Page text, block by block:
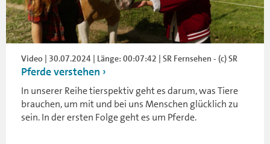
Video | 30.07.2024 | Länge: 00:07:42 | SR Fernsehen - (c) SR
Pferde verstehen
In unserer Reihe tierspektiv geht es darum, was Tiere
brauchen, um mit und bei uns Menschen glücklich zu
sein. In der ersten Folge geht es um Pferde.